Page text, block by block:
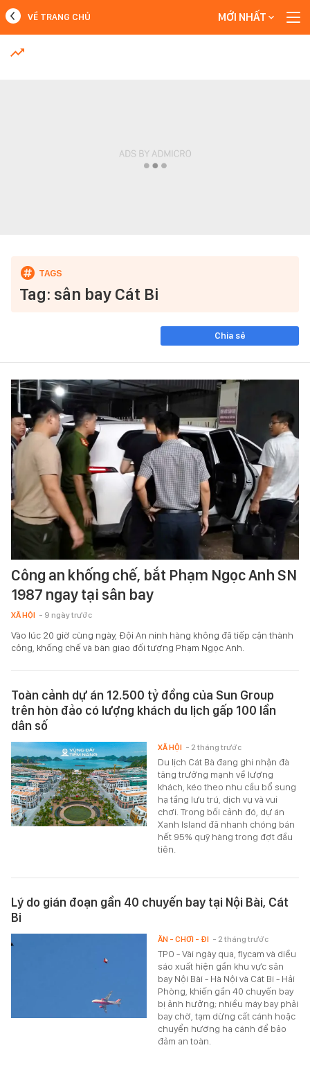
MỚI NHẤT
VỀ TRANG CHỦ MỚI NHẤT
Tag: sân bay Cát Bi
Chia sẻ
Công an khống chế, bắt Phạm Ngọc Anh SN
1987 ngay tại sân bay
XÃ HỘI - 9 ngày trước
Vào lúc 20 giờ cùng ngày, Đội An ninh hàng không đã tiếp cận thành
công, khống chế và bàn giao đối tượng Phạm Ngọc Anh.
Toàn cảnh dự án 12.500 tỷ đồng của Sun Group
trên hòn đảo có lượng khách du lịch gấp 100 lần
dân số
Du lịch Cát Bà đang ghi nhận đà
tăng trưởng mạnh về lượng
khách, kéo theo nhu cầu bổ sung
hạ tầng lưu trú, dịch vụ và vui
chơi. Trong bối cảnh đó, dự án
Xanh Island đã nhanh chóng bán
hết 95% quỹ hàng trong đợt đầu
tiên.
XÃ HỘI - 2 tháng trước
Lý do gián đoạn gần 40 chuyến bay tại Nội Bài, Cát
Bi
TPO - Vài ngày qua, flycam và diều
sáo xuất hiện gần khu vực sân
bay Nội Bài - Hà Nội và Cát Bi - Hải
Phòng, khiến gần 40 chuyến bay
bị ảnh hưởng; nhiều máy bay phải
bay chờ, tạm dừng cất cánh hoặc
chuyển hướng hạ cánh để bảo
đảm an toàn.
ĂN - CHƠI - ĐI - 2 tháng trước